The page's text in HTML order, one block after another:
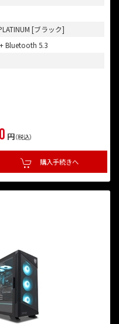
[ブラック]
Bluetooth 5.3
円（税込）
購入手続きへ